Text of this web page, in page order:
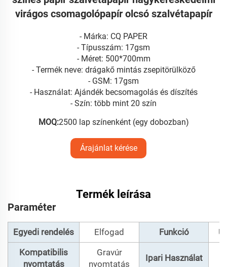
virágos csomagolópapír olcsó szalvétapapír
- Márka: CQ PAPER
- Típusszám: 17gsm
- Méret: 500*700mm
- Termék neve: drágakő mintás zsepitörülköző
- GSM: 17gsm
- Használat: Ajándék becsomagolás és díszítés
- Szín: több mint 20 szín
MOQ:2500 lap színenként (egy dobozban)
Árajánlat kérése
Termék leírása
Paraméter
Egyedi rendelés Elfogad Funkció
Kompatibilis
nyomtatás
Gravúr
nyomtatás
Ipari Használat